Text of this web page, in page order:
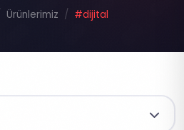
Ürünlerimiz #dijital